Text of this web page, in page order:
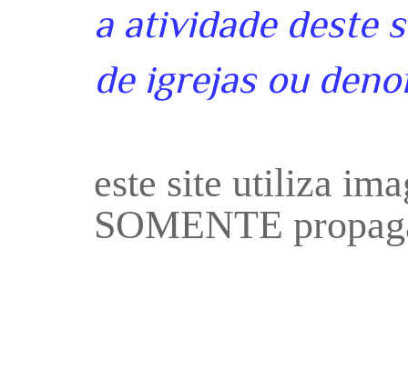
a atividade deste
de igrejas ou
este site utiliza
SOMENTE